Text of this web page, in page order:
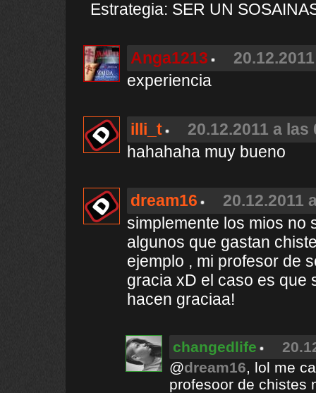
Estrategia: SER UN
Anga1213
experiencia
illi_t
20.12.2011 a las
hahahaha muy bueno
dream16
20.12.2011
simplemente los mios no
algunos que gastan
ejemplo , mi profesor de
gracia xD el caso es que
hacen graciaa!
changedlife
@dream16, lol me
profesoor de chistes